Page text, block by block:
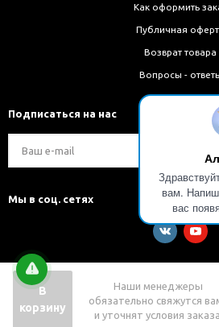
вам.
вас
В
корзину
Наши менеджеры
обязательно свяжутся
и уточнят условия
Как оформить
Публичная
Возврат товара
Вопросы -
Подписаться на нас
Мы в соц. сетях
Разработка и внедрение решений на 1С-